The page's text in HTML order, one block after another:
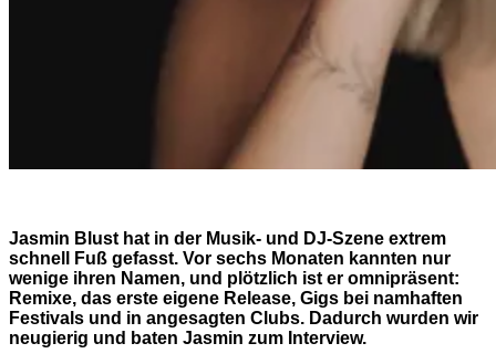
Jasmin Blust hat in der Musik- und DJ-Szene extrem
schnell Fuß gefasst. Vor sechs Monaten kannten nur
wenige ihren Namen, und plötzlich ist er omnipräsent:
Remixe, das erste eigene Release, Gigs bei namhaften
Festivals und in angesagten Clubs. Dadurch wurden wir
neugierig und baten Jasmin zum Interview.